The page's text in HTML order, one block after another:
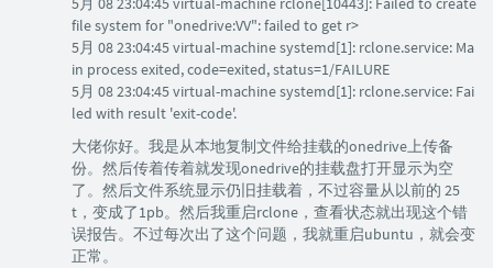
file system for "onedrive:VV": failed to get r>
5月 08 23:04:45 virtual-machine systemd[1]: rclone.service: Ma
in process exited, code=exited, status=1/FAILURE
5月 08 23:04:45 virtual-machine systemd[1]: rclone.service: Fai
led with result 'exit-code'.
大佬你好。我是从本地复制文件给挂载的onedrive上传备
份。然后传着传着就发现onedrive的挂载盘打开显示为空
了。然后文件系统显示仍旧挂载着，不过容量从以前的 25
t，变成了1pb。然后我重启rclone，查看状态就出现这个错
误报告。不过每次出了这个问题，我就重启ubuntu，就会变
正常。